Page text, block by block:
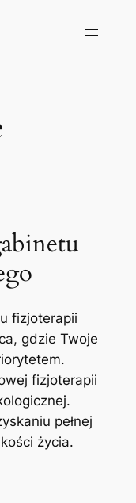
fizjoterapii
gdzie Twoje
fizjoterapii
pełnej
życia.